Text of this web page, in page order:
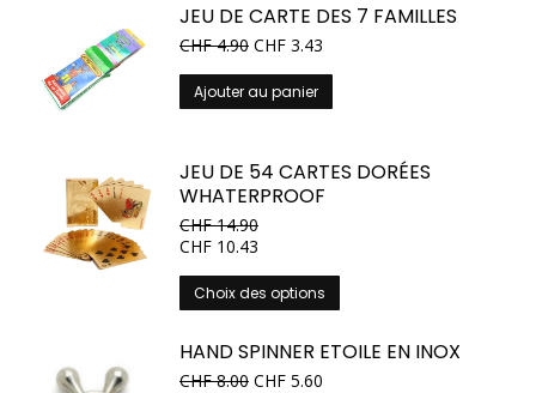
plusieurs
choisies
du
produit
JEU DE CARTE DES 7 FAMILLES
CHF4.90 CHF 3.43
Ajouter au panier
JEU DE 54 CARTES DORÉES
WHATERPROOF
CHF14.90
CHF 10.43
Choix des options
produit
plusieurs
HAND SPINNER ETOILE EN INOX
CHF8.00 CHF 5.60